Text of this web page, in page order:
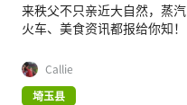
来秩父不只亲近大自然，蒸汽
火车、美食资讯都报给你知！
Callie
埼玉县